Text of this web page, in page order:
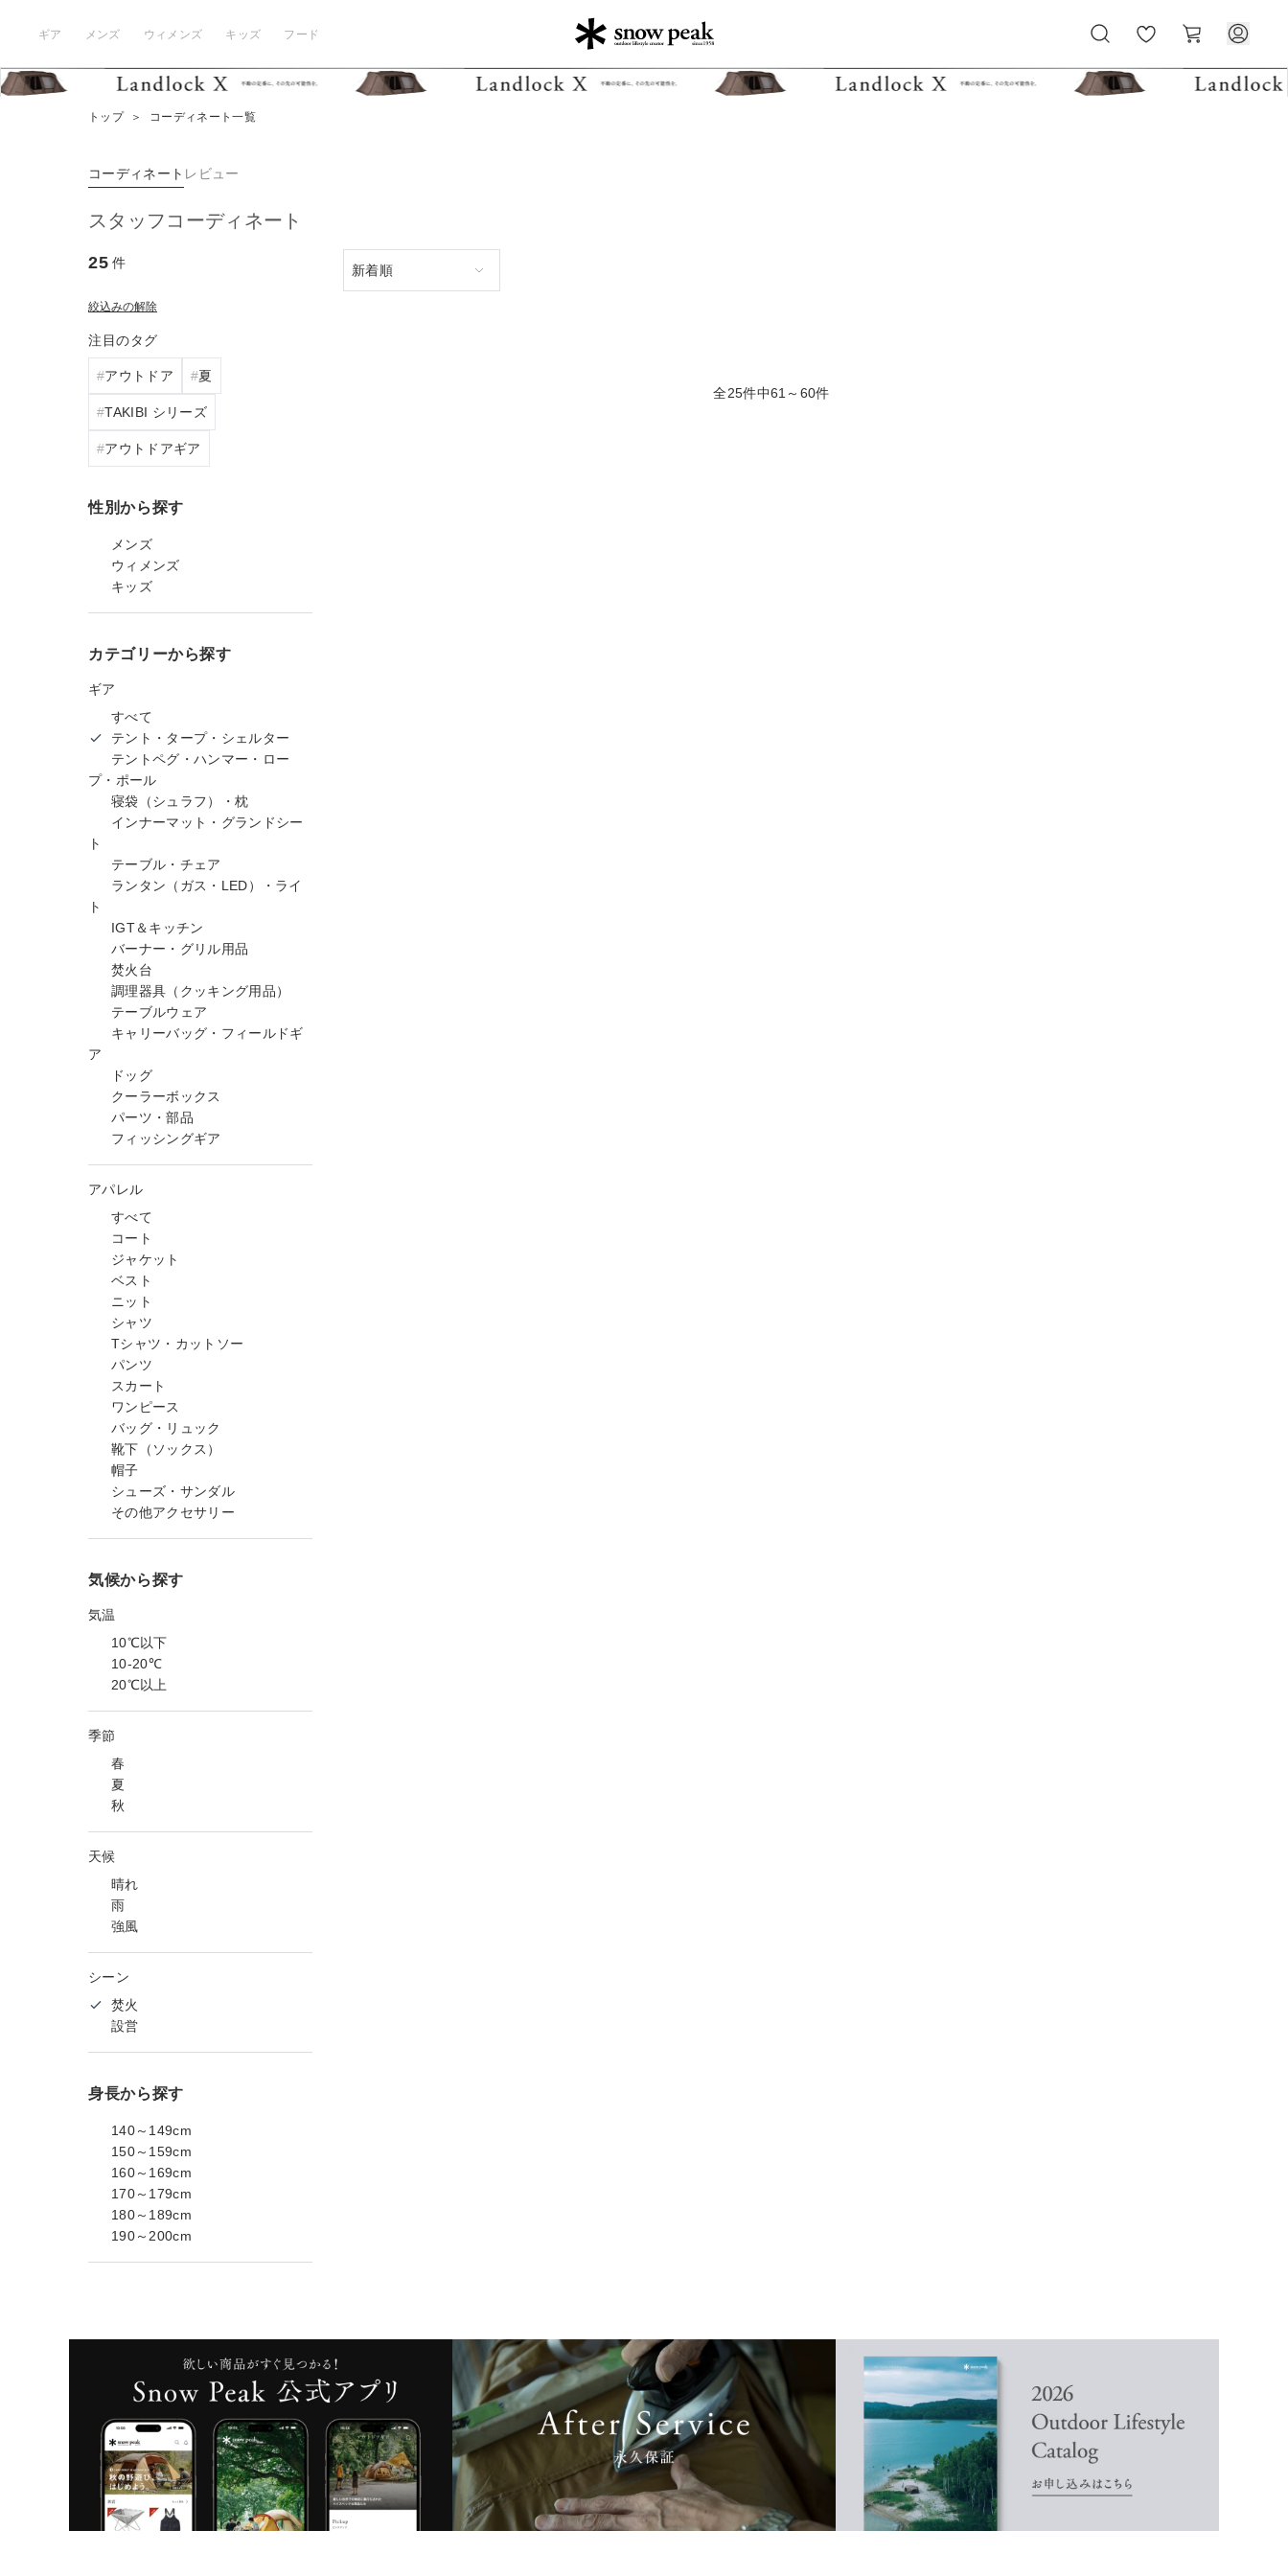
ギア メンズ ウィメンズ キッズ フード
気
に
ー
ト
トップ ＞ コーディネート一覧
コーディネート レビュー
スタッフコーディネート
25 件
絞込みの解除
注目のタグ
アウトドア 夏
TAKIBI シリーズ
アウトドアギア
性別から探す
メンズ
ウィメンズ
キッズ
カテゴリーから探す
ギア
すべて
テント・タープ・シェルター
テントペグ・ハンマー・ロー
プ・ポール
寝袋（シュラフ）・枕
インナーマット・グランドシー
ト
テーブル・チェア
ランタン（ガス・LED）・ライ
ト
IGT＆キッチン
バーナー・グリル用品
焚火台
調理器具（クッキング用品）
テーブルウェア
キャリーバッグ・フィールドギ
ア
ドッグ
クーラーボックス
パーツ・部品
フィッシングギア
アパレル
すべて
コート
ジャケット
ベスト
ニット
シャツ
Tシャツ・カットソー
パンツ
スカート
ワンピース
バッグ・リュック
靴下（ソックス）
帽子
シューズ・サンダル
その他アクセサリー
気候から探す
気温
10℃以下
10-20℃
20℃以上
季節
春
夏
秋
天候
晴れ
雨
強風
シーン
焚火
設営
身長から探す
140～149cm
150～159cm
160～169cm
170～179cm
180～189cm
190～200cm
全25件中61～60件